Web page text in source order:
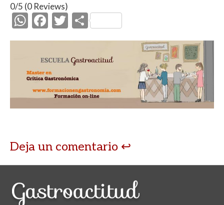
0/5 (0 Reviews)
W
h
at
s
A
p
F
ac
e
b
o
o
T
w
itt
er
C
o
p
ar
ti
Deja un comentario